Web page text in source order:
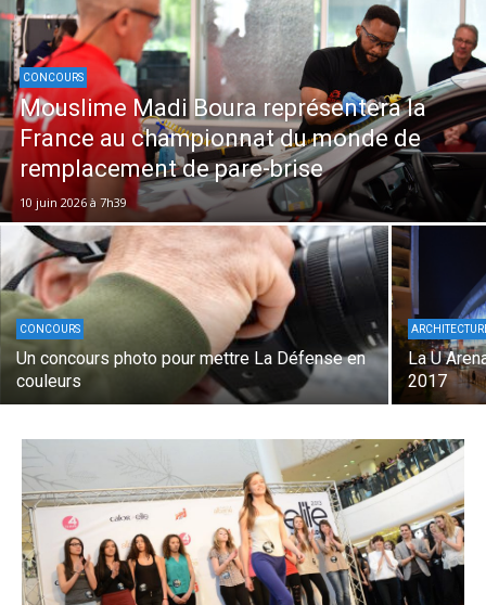
CONCOURS
Mouslime Madi Boura représentera la
France au championnat du monde de
remplacement de pare-brise
10 juin 2026 à 7h39
CONCOURS
Un concours photo pour mettre La Défense en
couleurs
La U
2017